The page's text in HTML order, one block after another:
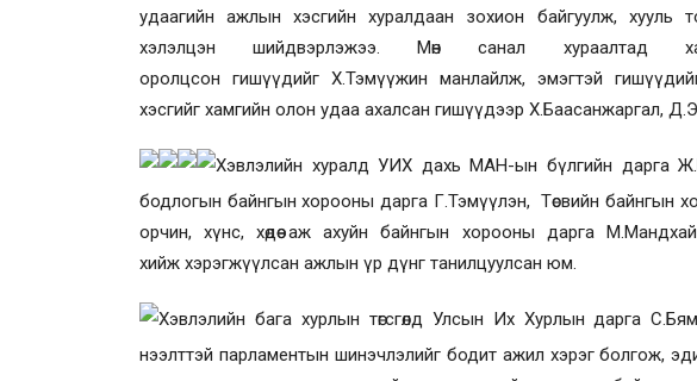
удаагийн ажлын хэсгийн хуралдаан зохион байгуулж, хууль
хэлэлцэншийдвэрлэжээ. Мөн санал хураалтад
оролцсон гишүүдийг Х.Тэмүүжин манлайлж, эмэгтэй гишүү
хэсгийг хамгийн олон удаа ахалсан гишүүдээр Х.Баасанжаргал,
Хэвлэлийн хуралд УИХ дахь МАН-ын бүлгийн дарга
бодлогын байнгын хорооны дарга Г.Тэмүүлэн, Төсвийн байнгын
орчин, хүнс, хөдөө аж ахуйн байнгын хорооны дарга
хийж хэрэгжүүлсан ажлын үр дүнг танилцуулсан юм.
Хэвлэлийн бага хурлын төгсгөлд Улсын Их Хурлын дарга
нээлттэй парламентын шинэчлэлийг бодит ажил хэрэг болгож,